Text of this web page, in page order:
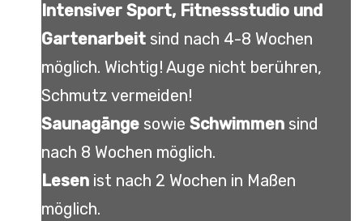
Intensiver Sport, Fitnessstudio und
Gartenarbeit sind nach 4-8 Wochen
möglich. Wichtig! Auge nicht berühren,
Schmutz vermeiden!
Saunagänge sowie Schwimmen sind
nach 8 Wochen möglich.
Lesen ist nach 2 Wochen in Maßen
möglich.